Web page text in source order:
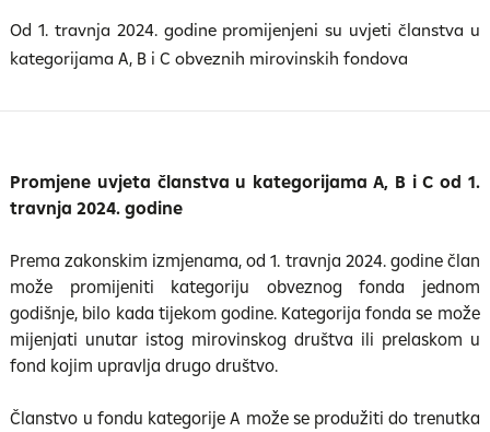
Od 1. travnja 2024. godine promijenjeni su uvjeti članstva u
kategorijama A, B i C obveznih mirovinskih fondova
Promjene uvjeta članstva u kategorijama A, B i C od 1.
travnja 2024. godine
Prema zakonskim izmjenama, od 1. travnja 2024. godine član
može promijeniti kategoriju obveznog fonda jednom
godišnje, bilo kada tijekom godine. Kategorija fonda se može
mijenjati unutar istog mirovinskog društva ili prelaskom u
fond kojim upravlja drugo društvo.
Članstvo u fondu kategorije A može se produžiti do trenutka